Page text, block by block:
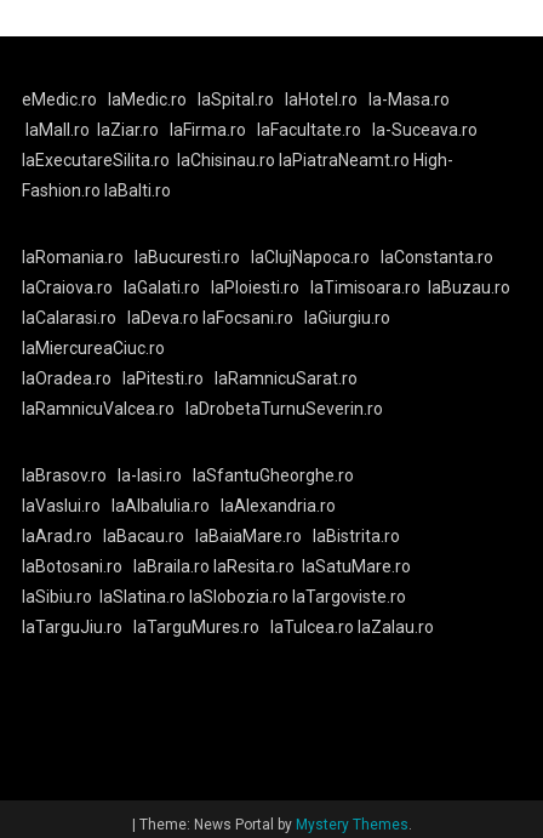
eMedic.ro laMedic.ro laSpital.ro laHotel.ro
la-Masa.ro
laMall.ro
laZiar.ro laFirma.ro laFacultate.ro
la-Suceava.ro
laExecutareSilita.ro
laChisinau.ro laPiatraNeamt.ro High-
Fashion.ro laBalti.ro
laRomania.ro laBucuresti.ro laClujNapoca.ro
laConstanta.ro
laCraiova.ro
laGalati.ro laPloiesti.ro laTimisoara.ro
laBuzau.ro
laCalarasi.ro
laDeva.ro laFocsani.ro
laGiurgiu.ro
laMiercureaCiuc.ro
laOradea.ro
laPitesti.ro
laRamnicuSarat.ro
laRamnicuValcea.ro
laDrobetaTurnuSeverin.ro
laBrasov.ro la-Iasi.ro
laSfantuGheorghe.ro
laVaslui.ro
laAlbaIulia.ro
laAlexandria.ro
laArad.ro
laBacau.ro laBaiaMare.ro
laBistrita.ro
laBotosani.ro
laBraila.ro laResita.ro
laSatuMare.ro
laSibiu.ro
laSlatina.ro laSlobozia.ro laTargoviste.ro
laTarguJiu.ro
laTarguMures.ro laTulcea.ro laZalau.ro
| Theme: News Portal by Mystery Themes.